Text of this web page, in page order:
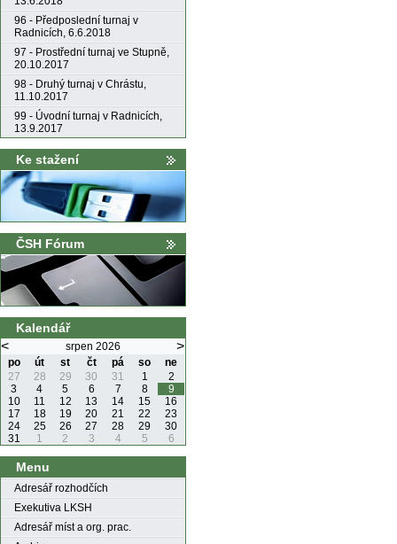
96 - Předposlední turnaj v
Radnicích, 6.6.2018
97 - Prostřední turnaj ve Stupně,
20.10.2017
98 - Druhý turnaj v Chrástu,
11.10.2017
99 - Úvodní turnaj v Radnicích,
13.9.2017
Ke stažení
ČSH Fórum
Kalendář
< srpen 2026 >
po út st čt pá so
ne
27
28 29 30 31 1
2
3
4 5 6 7 8
9
10
11 12 13 14 15
16
17
18 19 20 21 22
23
24
25 26 27 28 29
30
31
1 2 3 4 5 6
Menu
Adresář rozhodčích
Exekutiva LKSH
Adresář míst a org. prac.